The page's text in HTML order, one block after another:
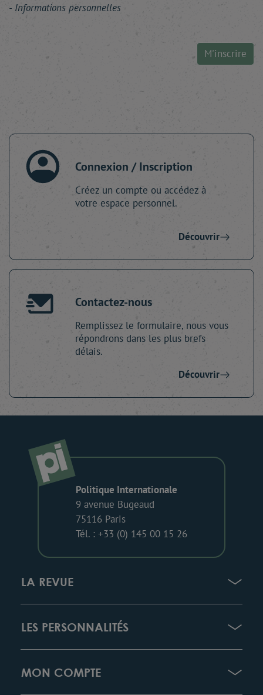
Informations personnelles
M'inscrire
Connexion / Inscription
Créez un compte ou accédez à
votre espace personnel.
Découvrir
Contactez-nous
Remplissez le formulaire, nous vous
répondrons dans les plus brefs
délais.
Découvrir
Politique Internationale
9 avenue Bugeaud
75116 Paris
Tél. : +33 (0) 145 00 15 26
LA REVUE
LES PERSONNALITÉS
MON COMPTE